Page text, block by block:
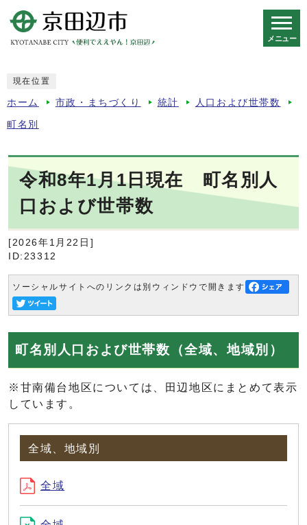
メニュー
現在位置
ホーム 市政・まちづくり 統計 人口および世帯数
町名別
令和8年1月1日現在 町名別人
口および世帯数
[2026年1月22日]
ID:23312
ソーシャルサイトへのリンクは別ウィンドウで開きます
町名別人口および世帯数（全域、地域別）
※甘南備台地区については、田辺地区にまとめて表示
しています。
全域、地域別
全域